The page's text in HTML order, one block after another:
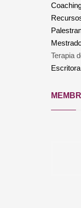
Terapia
Escritora